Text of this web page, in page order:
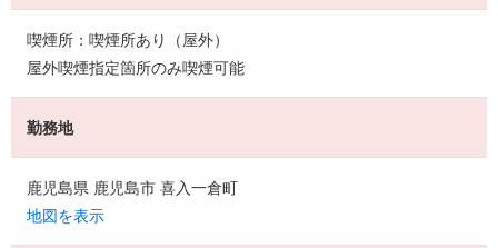
喫煙所：喫煙所あり（屋外）
屋外喫煙指定箇所のみ喫煙可能
勤務地
鹿児島県 鹿児島市 喜入一倉町
地図を表示